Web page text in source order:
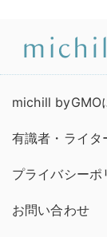
michill byGMO
有識者・ライタ
プライバシーポ
お問い合わせ